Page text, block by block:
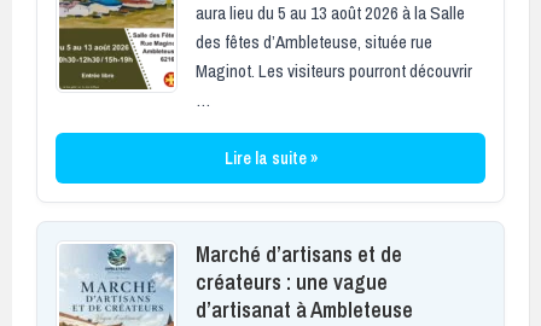
aura lieu du 5 au 13 août 2026 à la Salle
des fêtes d’Ambleteuse, située rue
Maginot. Les visiteurs pourront découvrir
…
Lire la suite »
Marché d’artisans et de
créateurs : une vague
d’artisanat à Ambleteuse